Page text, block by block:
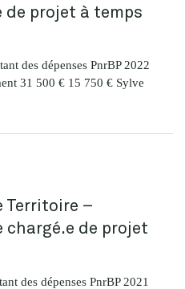
de projet à temps
des dépenses PnrBP 2022
31 500 € 15 750 € Sylve
Territoire –
chargé.e de projet
des dépenses PnrBP 2021